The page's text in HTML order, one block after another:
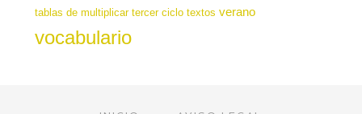
tablas de multiplicar tercer ciclo textos verano
vocabulario